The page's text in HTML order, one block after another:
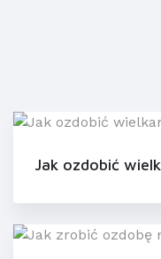
Jak ozdobić